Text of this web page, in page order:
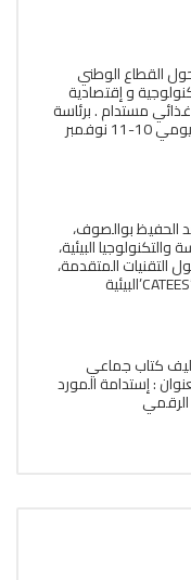
القطاع الوطني
و إقتصادية
مستدام . برئاسة
الدكتورة نويشي سهام يومي 10-11 نوفمبر
الحفيظ بوالصوف،
البیئیة،
التقنيات المتقدمة،
كتاب جماعي
: إستدامة المورد